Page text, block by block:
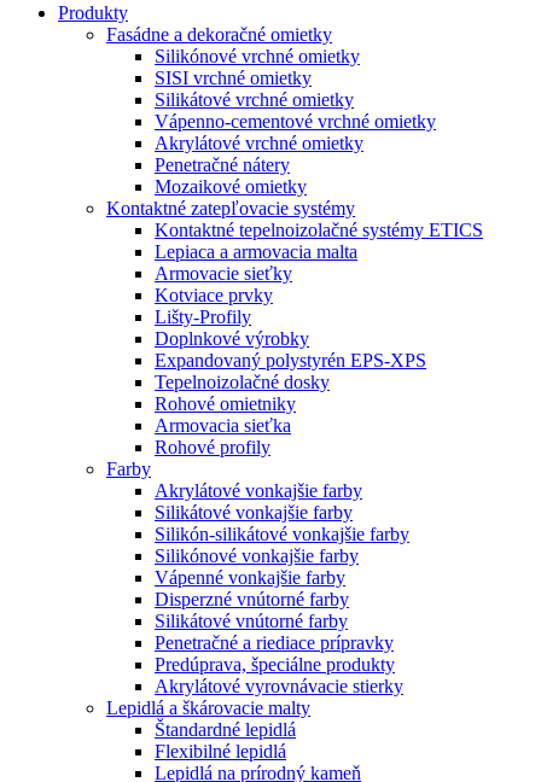
Produkty
Fasádne a dekoračné omietky
Silikónové vrchné omietky
SISI vrchné omietky
Silikátové vrchné omietky
Vápenno-cementové vrchné omietky
Akrylátové vrchné omietky
Penetračné nátery
Mozaikové omietky
Kontaktné zatepľovacie systémy
Kontaktné tepelnoizolačné systémy ETICS
Lepiaca a armovacia malta
Armovacie sieťky
Kotviace prvky
Lišty-Profily
Doplnkové výrobky
Expandovaný polystyrén EPS-XPS
Tepelnoizolačné dosky
Rohové omietniky
Armovacia sieťka
Rohové profily
Farby
Akrylátové vonkajšie farby
Silikátové vonkajšie farby
Silikón-silikátové vonkajšie farby
Silikónové vonkajšie farby
Vápenné vonkajšie farby
Disperzné vnútorné farby
Silikátové vnútorné farby
Penetračné a riediace prípravky
Predúprava, špeciálne produkty
Akrylátové vyrovnávacie stierky
Lepidlá a škárovacie malty
Štandardné lepidlá
Flexibilné lepidlá
Lepidlá na prírodný kameň